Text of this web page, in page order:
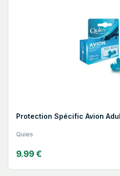
Protection Spécific Avion
Quies
9.99 €